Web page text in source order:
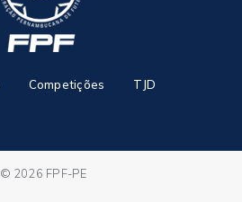
Competições TJD
© 2026 FPF-PE